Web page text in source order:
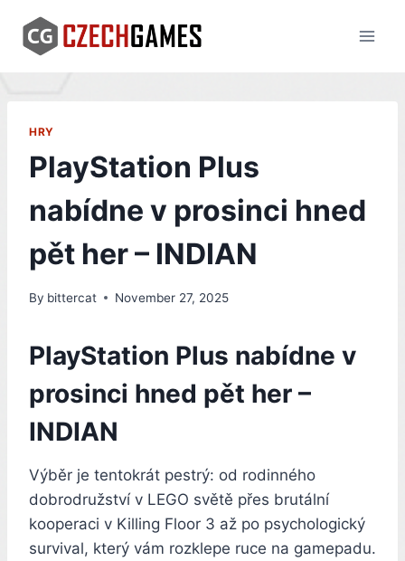
content
HRY
PlayStation Plus
nabídne v prosinci hned
pět her – INDIAN
By bittercat November 27, 2025
PlayStation Plus nabídne v
prosinci hned pět her –
INDIAN
Výběr je tentokrát pestrý: od rodinného
dobrodružství v LEGO světě přes brutální
kooperaci v Killing Floor 3 až po psychologický
survival, který vám rozklepe ruce na gamepadu.